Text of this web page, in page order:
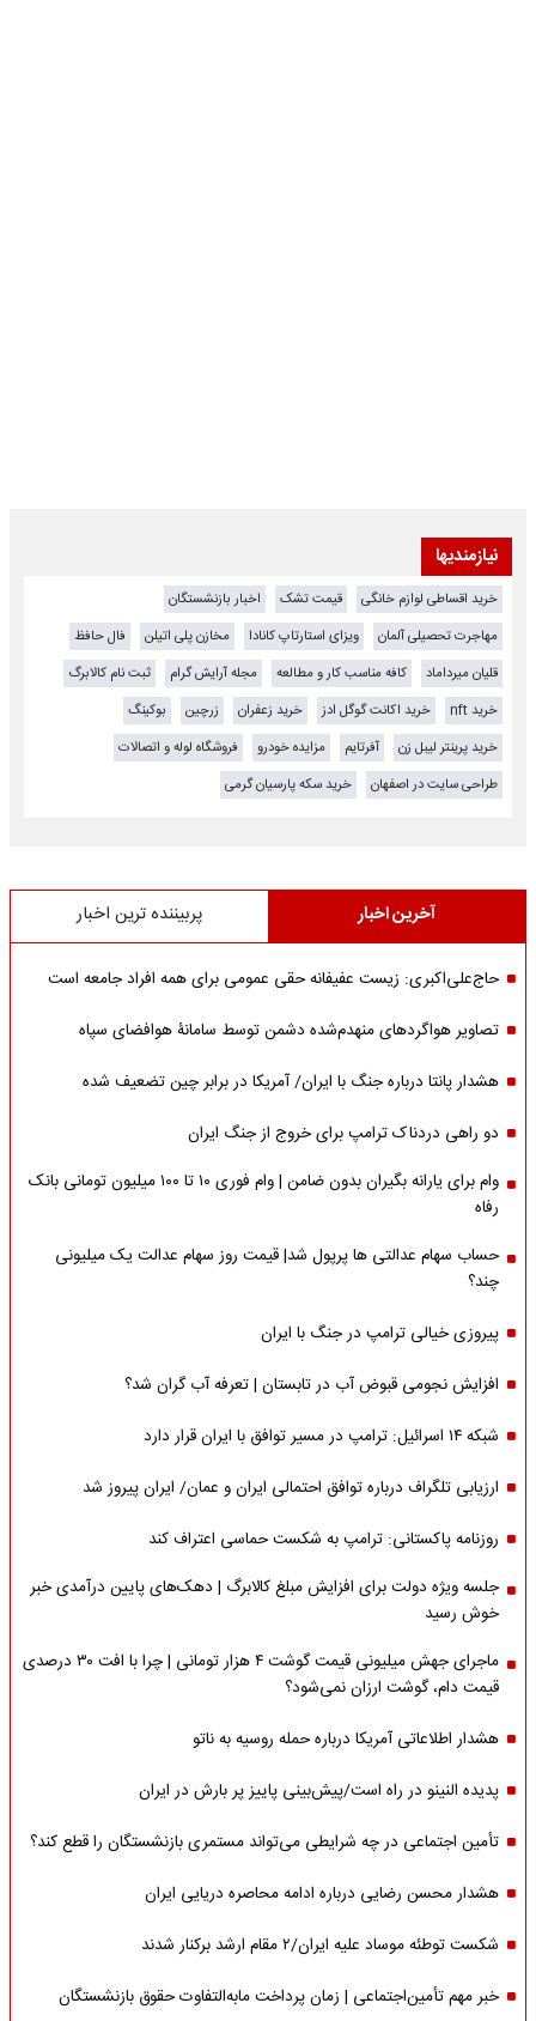
نیازمندیها
خرید اقساطی لوازم خانگی قیمت تشک
اخبار بازنشستگان
مهاجرت تحصیلی آلمان
ویزای استارتاپ کانادا مخازن پلی اتیلن
فال حافظ
قلیان میرداماد
کافه مناسب کار و مطالعه مجله آرایش گرام
ثبت نام کالابرگ
خرید nft
خرید اکانت گوگل ادز خرید زعفران زرچین
بوکینگ
خرید پرینتر لیبل زن
آفرتایم مزایده خودرو
فروشگاه لوله و اتصالات
طراحی سایت در اصفهان
خرید سکه پارسیان گرمی
آخرین اخبار پربیننده ترین اخبار
حاج‌علی‌اکبری: زیست عفیفانه حقی عمومی برای همه افراد جامعه است
تصاویر هواگردهای منهدم‌شده دشمن توسط سامانۀ هوافضای سپاه
هشدار پانتا درباره جنگ با ایران/ آمریکا در برابر چین تضعیف شده
دو راهی دردناک ترامپ برای خروج از جنگ ایران
وام برای یارانه بگیران بدون ضامن | وام فوری ۱۰ تا ۱۰۰ میلیون تومانی بانک
رفاه
حساب سهام عدالتی ها پرپول شد| قیمت روز سهام عدالت یک میلیونی
چند؟
پیروزی خیالی ترامپ در جنگ با ایران
افزایش نجومی قبوض آب در تابستان | تعرفه آب گران شد؟
شبکه ۱۴ اسرائیل: ترامپ در مسیر توافق با ایران قرار دارد
ارزیابی تلگراف درباره توافق احتمالی ایران و عمان/ ایران پیروز شد
روزنامه پاکستانی: ترامپ به شکست حماسی اعتراف کند
جلسه ویژه دولت برای افزایش مبلغ کالابرگ | دهک‌های پایین درآمدی خبر
خوش رسید
ماجرای جهش میلیونی قیمت گوشت ۴ هزار تومانی | چرا با افت ۳۰ درصدی
قیمت دام، گوشت ارزان نمی‌شود؟
هشدار اطلاعاتی آمریکا درباره حمله روسیه به ناتو
پدیده النینو در راه است/پیش‌بینی پاییز پر بارش در ایران
تأمین اجتماعی در چه شرایطی می‌تواند مستمری بازنشستگان را قطع کند؟
هشدار محسن رضایی درباره ادامه محاصره دریایی ایران
شکست توطئه موساد علیه ایران/۲ مقام‌ ارشد برکنار شدند
خبر مهم تأمین‌اجتماعی | زمان پرداخت مابه‌التفاوت حقوق بازنشستگان